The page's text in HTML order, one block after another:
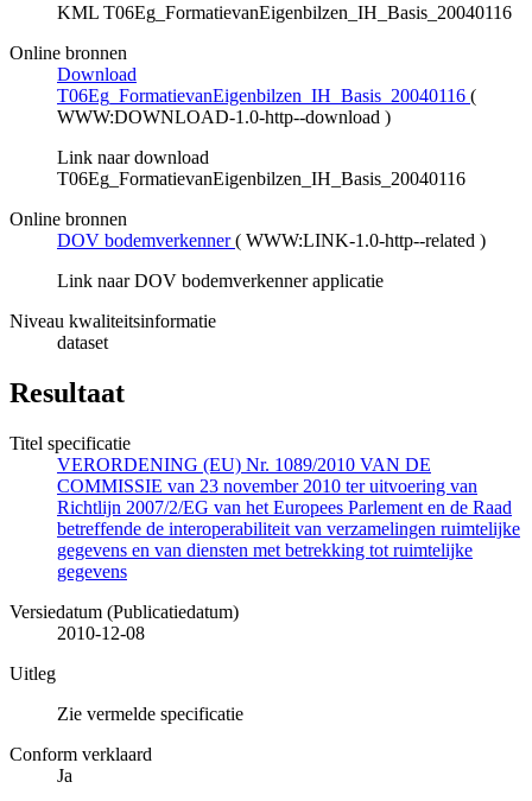
KML T06Eg_FormatievanEigenbilzen_IH_Basis_20040116
Online bronnen
Download
T06Eg_FormatievanEigenbilzen_IH_Basis_20040116 (
WWW:DOWNLOAD-1.0-http--download )
Link naar download
T06Eg_FormatievanEigenbilzen_IH_Basis_20040116
Online bronnen
DOV bodemverkenner ( WWW:LINK-1.0-http--related )
Link naar DOV bodemverkenner applicatie
Niveau kwaliteitsinformatie
dataset
Resultaat
Titel specificatie
VERORDENING (EU) Nr. 1089/2010 VAN DE
COMMISSIE van 23 november 2010 ter uitvoering van
Richtlijn 2007/2/EG van het Europees Parlement en de Raad
betreffende de interoperabiliteit van verzamelingen ruimtelijke
gegevens en van diensten met betrekking tot ruimtelijke
gegevens
Versiedatum (Publicatiedatum)
2010-12-08
Uitleg
Zie vermelde specificatie
Conform verklaard
Ja